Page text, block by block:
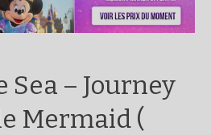
Sea – Journey
Mermaid (